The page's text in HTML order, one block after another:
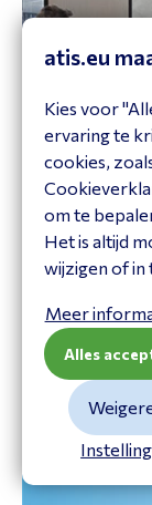
20%
atis.eu
Kies voor
ervaring te
cookies,
om te
Het is altijd
wijzigen of in
Meer
Alles